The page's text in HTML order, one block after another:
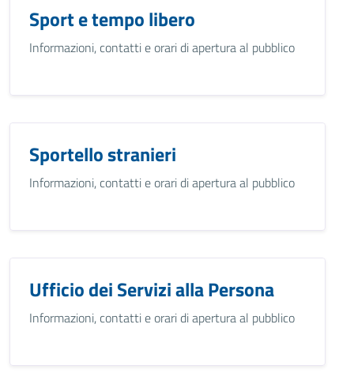
Sport e tempo libero
Informazioni, contatti e orari di apertura al pubblico
Sportello stranieri
Informazioni, contatti e orari di apertura al pubblico
Ufficio dei Servizi alla Persona
Informazioni, contatti e orari di apertura al pubblico